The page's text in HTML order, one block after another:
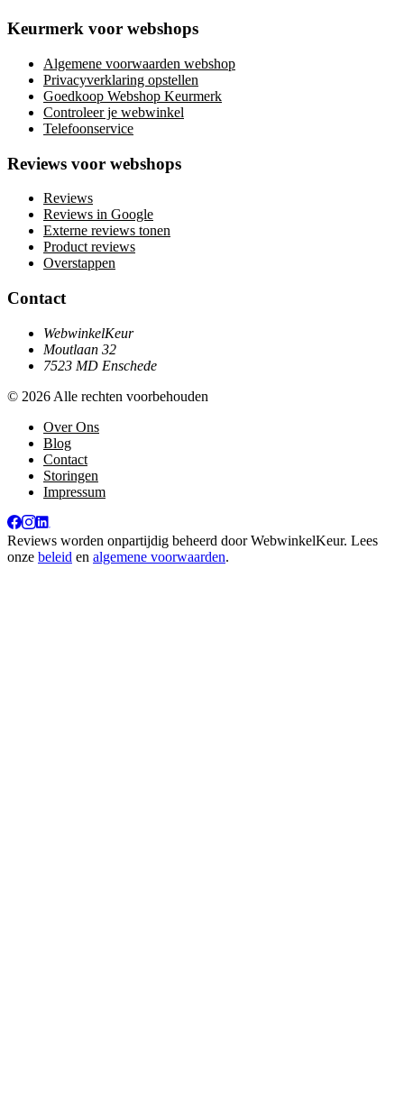
Keurmerk voor webshops
Algemene voorwaarden webshop
Privacyverklaring opstellen
Goedkoop Webshop Keurmerk
Controleer je webwinkel
Telefoonservice
Reviews voor webshops
Reviews
Reviews in Google
Externe reviews tonen
Product reviews
Overstappen
Contact
WebwinkelKeur
Moutlaan 32
7523 MD Enschede
© 2026 Alle rechten voorbehouden
Over Ons
Blog
Contact
Storingen
Impressum
Reviews worden onpartijdig beheerd doorWebwinkelKeur. Lees
onze beleid en algemene voorwaarden.